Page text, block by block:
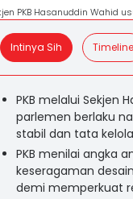
PKB Hasanuddin Wahid
Intinya Sih Timeline
PKB melalui Sekjen
parlemen berlaku
stabil dan tata
PKB menilai angka
keseragaman
demi memperkuat